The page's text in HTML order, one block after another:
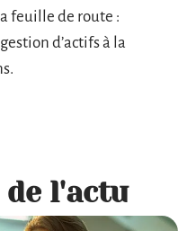
feuille de route :
d’actifs à la
l'actu